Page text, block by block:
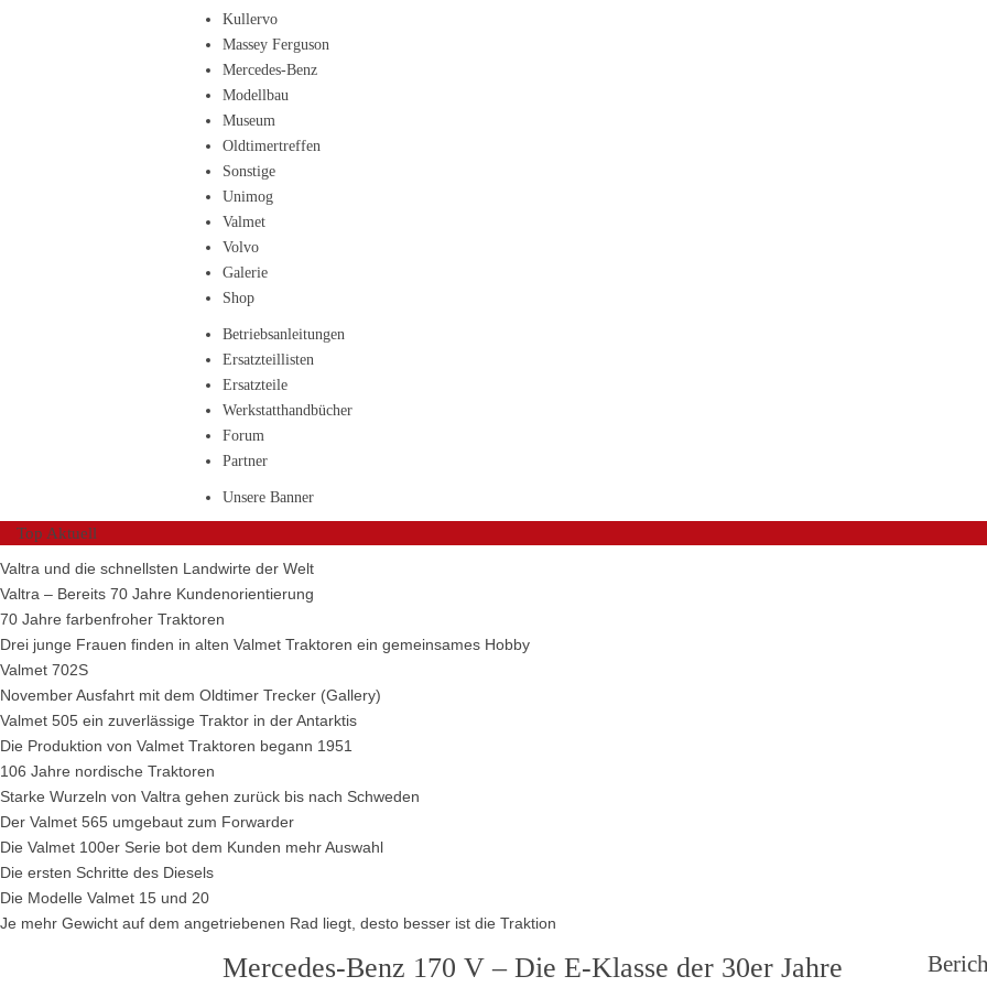
Kullervo
Massey Ferguson
Mercedes-Benz
Modellbau
Museum
Oldtimertreffen
Sonstige
Unimog
Valmet
Volvo
Galerie
Shop
Betriebsanleitungen
Ersatzteillisten
Ersatzteile
Werkstatthandbücher
Forum
Partner
Unsere Banner
Top Aktuell
Valtra und die schnellsten Landwirte der Welt
Valtra – Bereits 70 Jahre Kundenorientierung
70 Jahre farbenfroher Traktoren
Drei junge Frauen finden in alten Valmet Traktoren ein gemeinsames Hobby
Valmet 702S
November Ausfahrt mit dem Oldtimer Trecker (Gallery)
Valmet 505 ein zuverlässige Traktor in der Antarktis
Die Produktion von Valmet Traktoren begann 1951
106 Jahre nordische Traktoren
Starke Wurzeln von Valtra gehen zurück bis nach Schweden
Der Valmet 565 umgebaut zum Forwarder
Die Valmet 100er Serie bot dem Kunden mehr Auswahl
Die ersten Schritte des Diesels
Die Modelle Valmet 15 und 20
Je mehr Gewicht auf dem angetriebenen Rad liegt, desto besser ist die Traktion
Mercedes-Benz 170 V – Die E-Klasse der 30er Jahre